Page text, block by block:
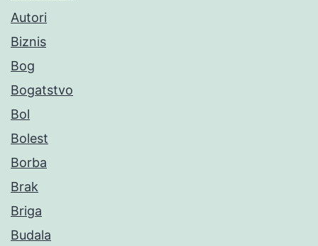
Autori
Biznis
Bog
Bogatstvo
Bol
Bolest
Borba
Brak
Briga
Budala